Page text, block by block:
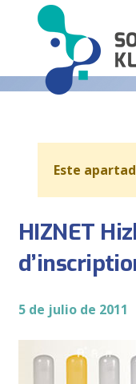
Este
HIZNET
5 de julio de 2011